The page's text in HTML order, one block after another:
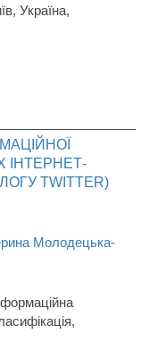
Україна,
ІНТЕРНЕТ-
TWITTER)
Молодецька-